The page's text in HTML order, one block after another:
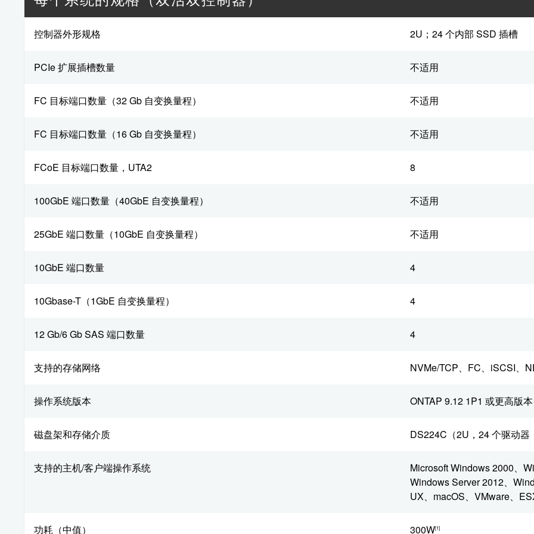
控制器外形规格 2U；24 个内部 SSD 插槽
PCIe 扩展插槽数量 不适用
FC 目标端口数量（32 Gb 自变换量程） 不适用
FC 目标端口数量（16 Gb 自变换量程） 不适用
FCoE 目标端口数量，UTA2 8
100GbE 端口数量（40GbE 自变换量程） 不适用
25GbE 端口数量（10GbE 自变换量程） 不适用
10GbE 端口数量 4
10Gbase-T（1GbE 自变换量程） 4
12 Gb/6 Gb SAS 端口数量 4
支持的存储网络 NVMe/TCP、FC、iSCSI、
操作系统版本 ONTAP 9.12 1P1 或更高版本
磁盘架和存储介质 DS224C（2U，24 个驱动器
支持的主机/客户端操作系统
Microsoft Windows 2000、
Windows Server 2012、
UX、macOS、VMware、
功耗（中值） 300W[1]